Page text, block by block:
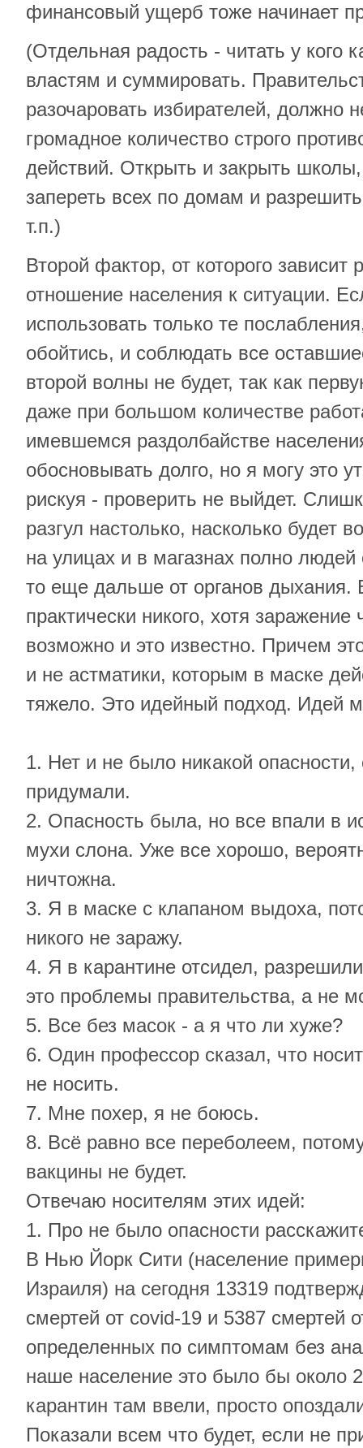
финансовый ущерб тоже начинает
(Отдельная радость - читать у кого
властям и суммировать.
разочаровать избирателей, должно
громадное количество строго
действий. Открыть и закрыть
запереть всех по домам и
т.п.)
Второй фактор, от которого зависит
отношение населения к ситуации.
использовать только те
обойтись, и соблюдать все
второй волны не будет, так как
даже при большом количестве
имевшемся раздолбайстве
обосновывать долго, но я могу это
рискуя - проверить не выйдет.
разгул настолько, насколько будет
на улицах и в магазнах полно
то еще дальше от органов дыхания.
практически никого, хотя заражение
возможно и это известно. Причем
и не астматики, которым в маске
тяжело. Это идейный подход. Идей
1. Нет и не было никакой опасности,
придумали.
2. Опасность была, но все впали в
мухи слона. Уже все хорошо,
ничтожна.
3. Я в маске с клапаном выдоха,
никого не заражу.
4. Я в карантине отсидел,
это проблемы правительства, а не
5. Все без масок - а я что ли хуже?
6. Один профессор сказал, что
не носить.
7. Мне похер, я не боюсь.
8. Всё равно все переболеем,
вакцины не будет.
Отвечаю носителям этих идей:
1. Про не было опасности
В Нью Йорк Сити (население
Израиля) на сегодня 13319
смертей от covid-19 и 5387 смертей
определенных по симптомам без
наше население это было бы около
карантин там ввели, просто
Показали всем что будет, если не